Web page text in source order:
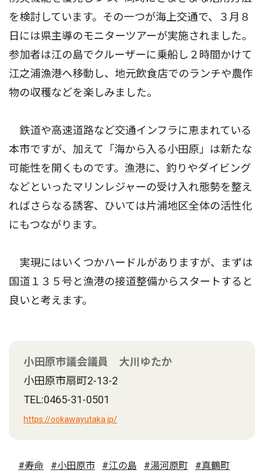
を検討しています。その一つが海上交通で、３月８
日には県主導のモニターツアーが実施されました。
参加者は江の島でクルーザーに乗船し２時間かけて
江之浦漁港へ移動し、地元飲食店でのランチや農作
物の収穫などを楽しみました。
鉄道や高速道路など交通インフラに恵まれている
本市ですが、加えて「海から入る小田原」は新たな
可能性を開くものです。漁港に、釣りやダイビング
などといったマリンレジャーの受け入れ態勢を整え
ればさらなる誘客、ひいては片浦地区全体の活性化
にもつながります。
実現にはいくつかハードルがありますが、まずは
国道１３５号と漁港の接道整備からスタートすると
良いと考えます。
小田原市議会議員 大川ゆたか
小田原市扇町2-13-2
TEL:0465-31-0501
https://ookawayutaka.jp/
#寿命 #小田原市 #江の島 #湯河原町
#真鶴町